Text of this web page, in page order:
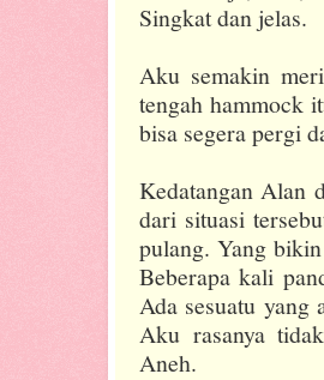
Singkat dan jelas.
Aku semakin
tengah hammock
bisa segera pergi
Kedatangan Alan
dari situasi
pulang. Yang
Beberapa kali
Ada sesuatu yang
Aku rasanya
Aneh.